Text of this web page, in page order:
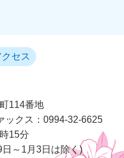
セス
114番地
ックス：0994-32-6625
15分
～1月3日は除く)